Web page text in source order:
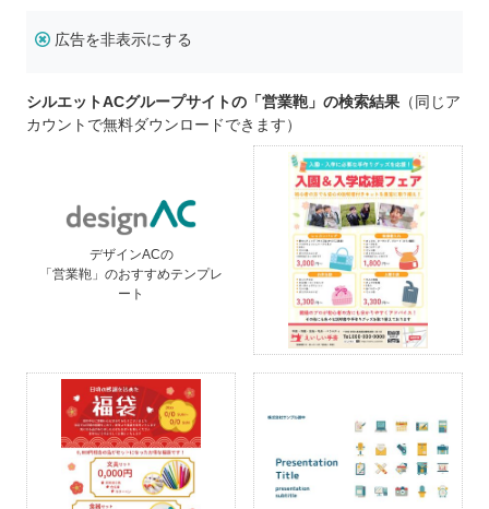
広告を非表示にする
シルエットACグループサイトの「営業鞄」の検索結果 （同じア
カウントで無料ダウンロードできます）
デザインACの
「営業鞄」のおすすめテンプレ
ート